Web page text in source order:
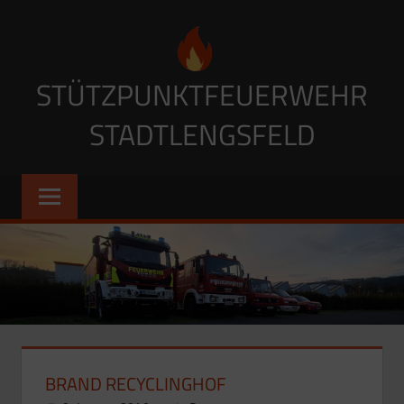
STÜTZPUNKTFEUERWEHR
STADTLENGSFELD
BRAND RECYCLINGHOF